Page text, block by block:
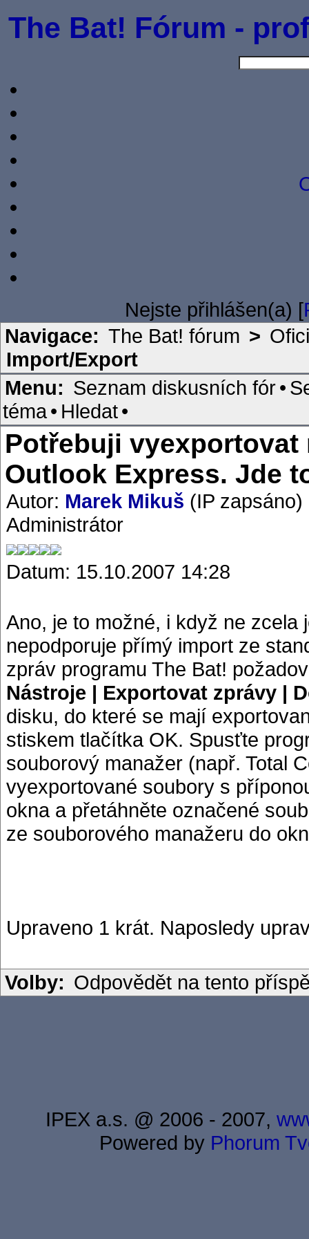
The Bat! Fórum -
Nejste přihlášen(a) [
Navigace: The Bat! fórum >
Import/Export
Menu: Seznam diskusních fór•
téma• Hledat•
Potřebuji vyexportovat
Outlook Express. Jde
Autor: Marek Mikuš (IP zapsáno)
Administrátor
Datum: 15.10.2007 14:28
Ano, je to možné, i když ne
nepodporuje přímý import ze
zpráv programu The Bat!
Nástroje | Exportovat zprávy |
disku, do které se mají
stiskem tlačítka OK. Spusťte
souborový manažer (např. Total
vyexportované soubory s
okna a přetáhněte označené
ze souborového manažeru do
Upraveno 1 krát. Naposledy
Volby: Odpovědět na tento
IPEX a.s. @ 2006 - 2007,
Powered by Phorum